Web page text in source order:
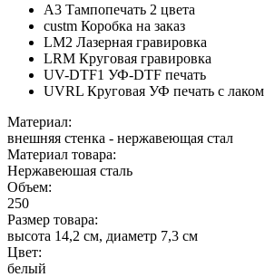
A3 Тампопечать 2 цвета
custm Коробка на заказ
LM2 Лазерная гравировка
LRM Круговая гравировка
UV-DTF1 УФ-DTF печать
UVRL Круговая УФ печать с лаком
Материал:
внешняя стенка - нержавеющая стал
Материал товара:
Нержавеюшая сталь
Объем:
250
Размер товара:
высота 14,2 см, диаметр 7,3 см
Цвет:
белый